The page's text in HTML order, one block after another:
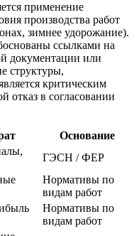
применение
производства работ
зимнее удорожание).
ссылками на
документации или
структуры,
критическим
отказ в согласовании
Основание
ГЭСН / ФЕР
Нормативы по
видам работ
Нормативы по
видам работ